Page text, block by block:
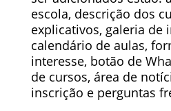
escola, descrição dos
explicativos, galeria de
calendário de aulas,
interesse, botão de
de cursos, área de
inscrição e perguntas